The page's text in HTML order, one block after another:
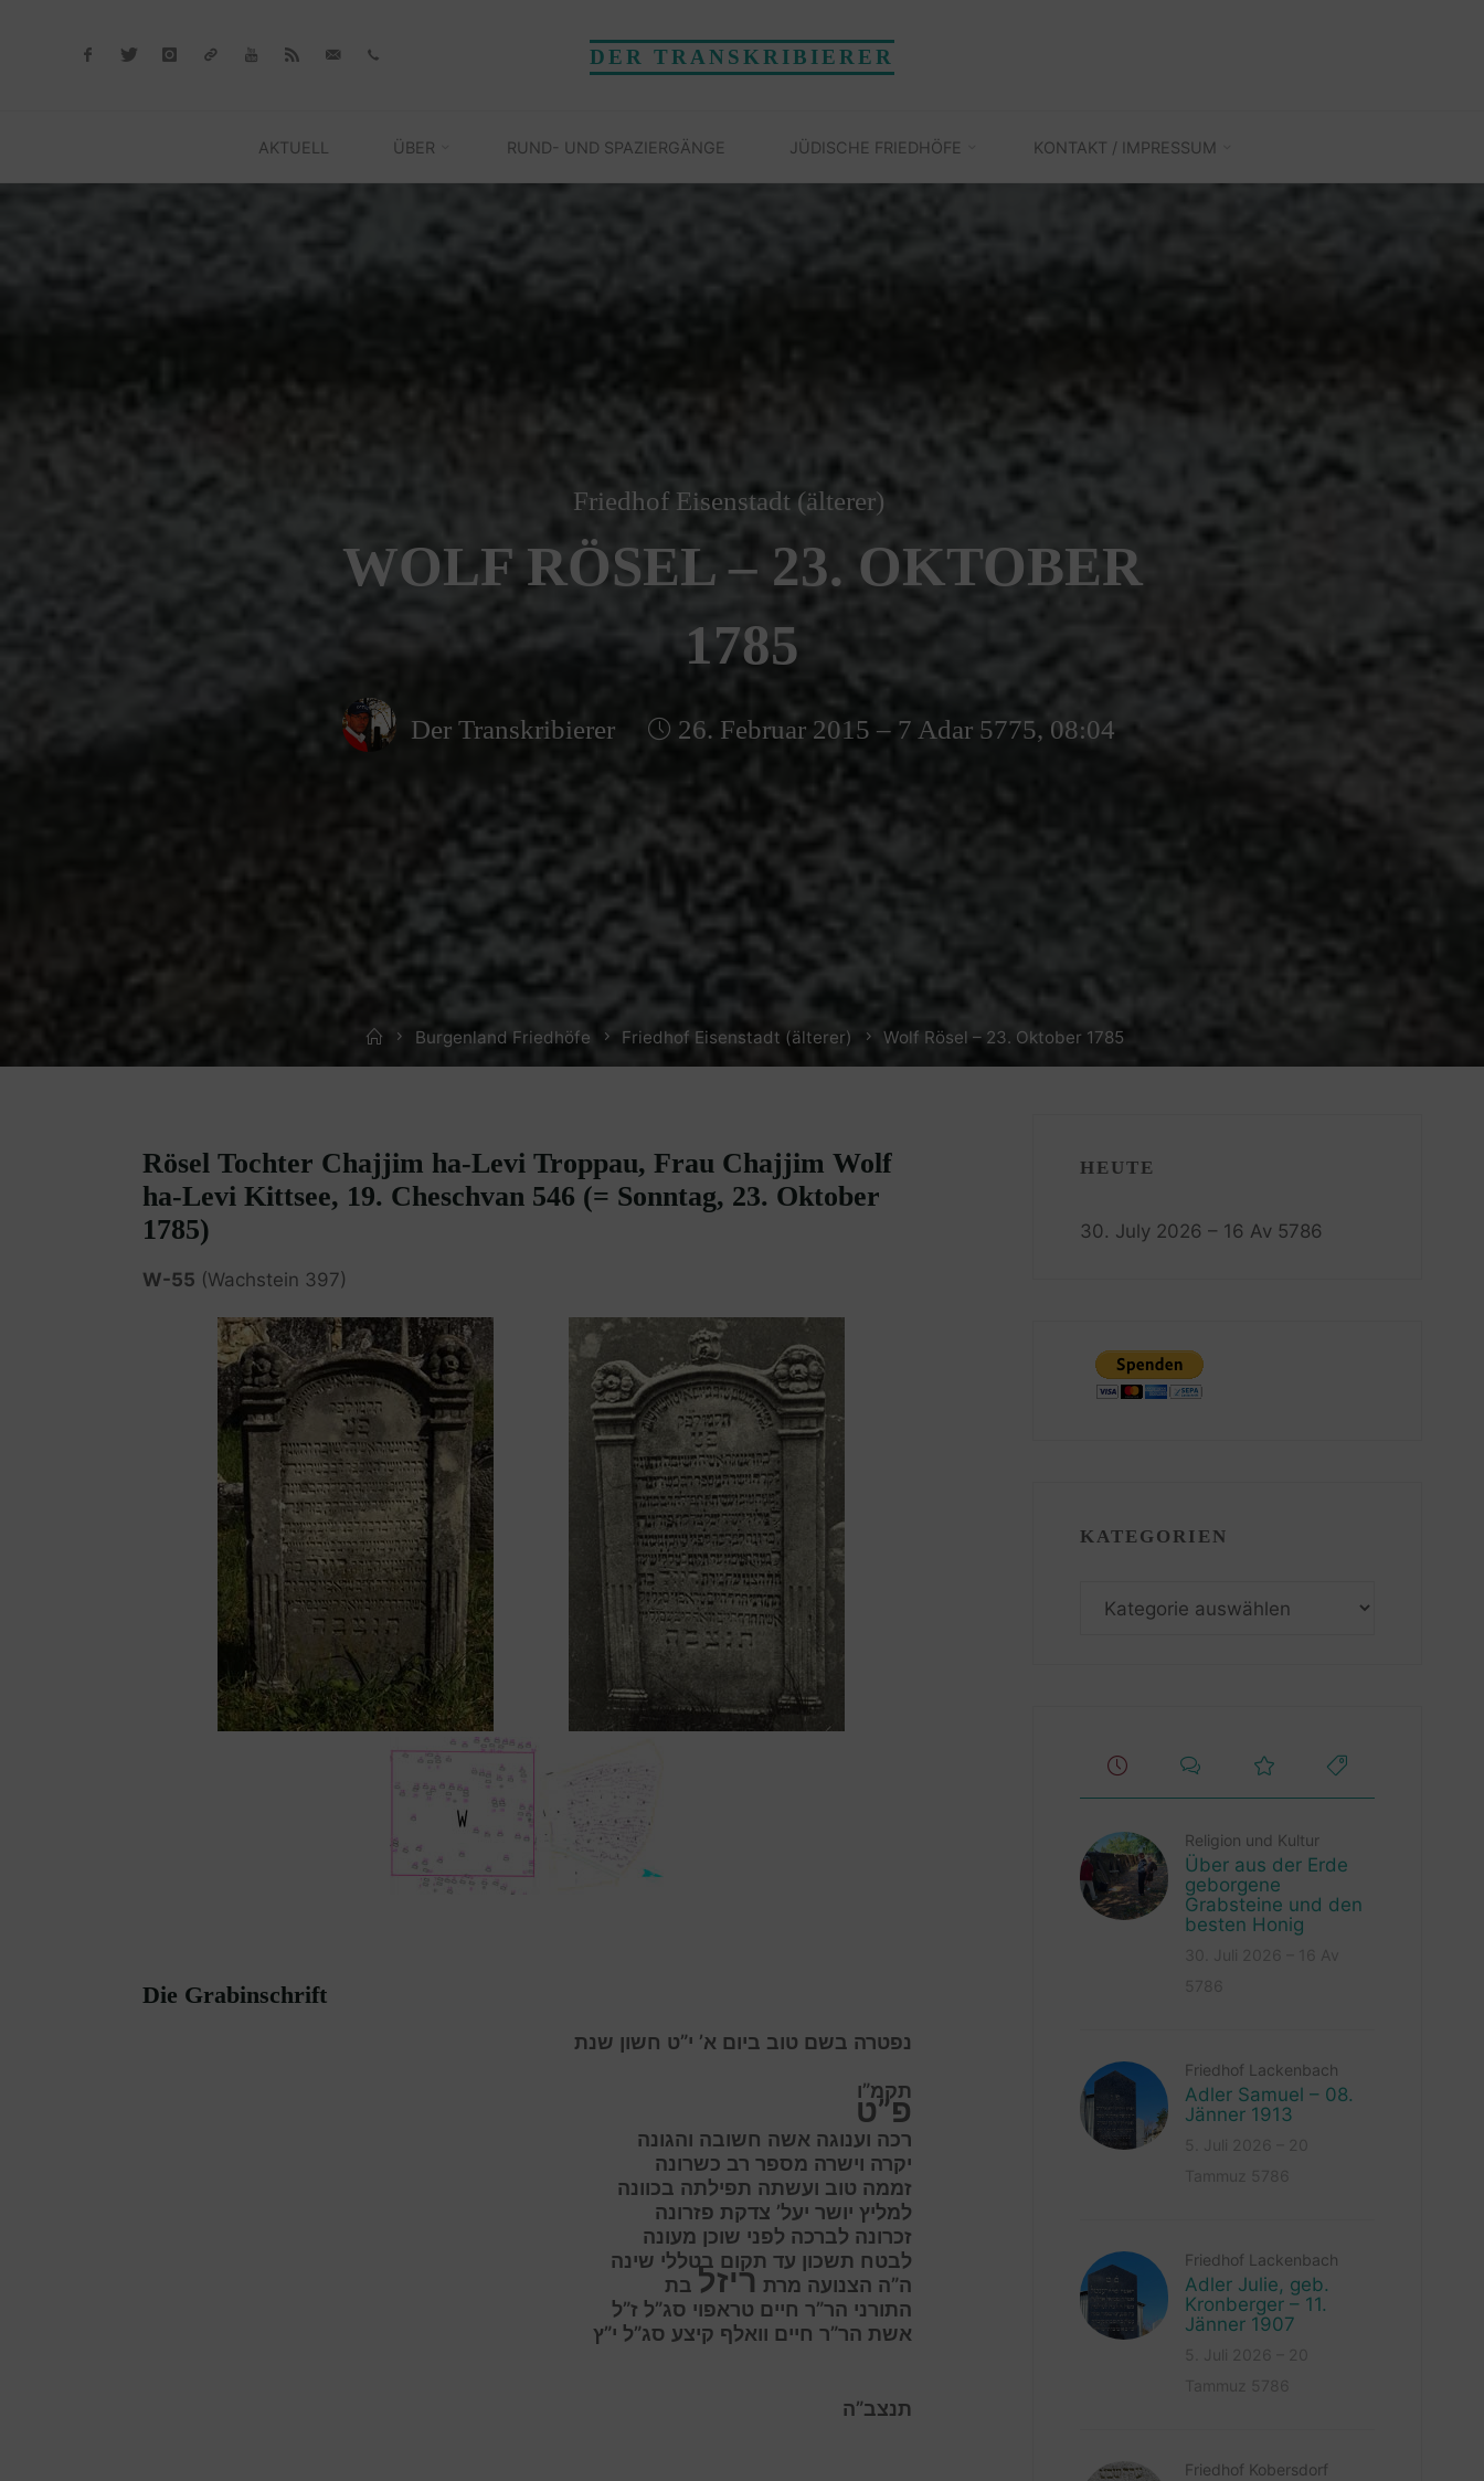
DER TRANSKRIBIERER
AKTUELL ÜBER RUND- UND SPAZIERGÄNGE JÜDISCHE FRIEDHÖFE KONTAKT / IMPRESSUM
Friedhof Eisenstadt (älterer)
WOLF RÖSEL – 23. OKTOBER
1785
Der Transkribierer 26. Februar 2015 – 7 Adar 5775, 08:04
HomeBurgenland Friedhöfe Friedhof Eisenstadt (älterer) Wolf Rösel – 23. Oktober 1785
Rösel Tochter Chajjim ha-Levi Troppau, Frau Chajjim Wolf
ha-Levi Kittsee, 19. Cheschvan 546 (= Sonntag, 23. Oktober
1785)
W-55 (Wachstein 397)
Die Grabinschrift
נפטרה בשם טוב ביום א’ י”ט חשון שנת
תקמ”ו
פ”ט
רכה וענוגה אשה חשובה והגונה
יקרה וישרה מספר רב כשרונה
זממה טוב ועשתה תפילתה בכוונה
למליץ יושר יעל’ צדקת פזרונה
זכרונה לברכה לפני שוכן מעונה
לבטח תשכון עד תקום בטללי שינה
ה”ה הצנועה מרת ריזל בת
התורני הר”ר חיים טראפוי סג”ל ז”ל
אשת הר”ר חיים וואלף קיצע סג”ל י”ץ
תנצב”ה
HEUTE
30. July 2026 – 16 Av 5786
KATEGORIEN
Religion und Kultur
Über aus der Erde
geborgene
Grabsteine und den
besten Honig
Friedhof Lackenbach
Adler Samuel – 08.
Jänner 1913
Friedhof Lackenbach
Adler Julie, geb.
Kronberger – 11.
Jänner 1907
Friedhof Kobersdorf